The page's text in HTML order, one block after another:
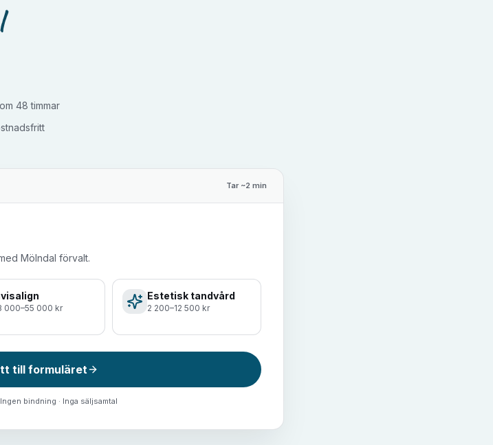
48 timmar
Tar ~2 min
Mölndal förvalt.
000–55 000 kr
Estetisk tandvård
2 200–12 500 kr
till formuläret
bindning · Inga säljsamtal